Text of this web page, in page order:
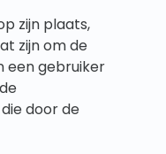
zijn plaats,
zijn om de
een gebruiker
door de